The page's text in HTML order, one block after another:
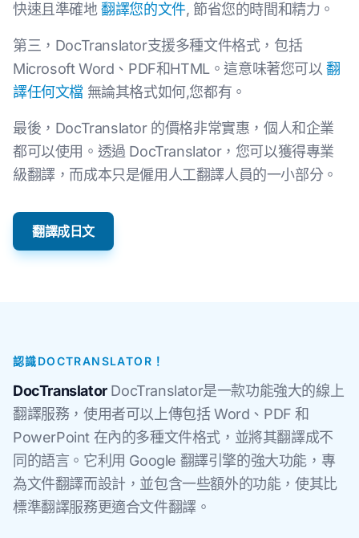
快速且準確地翻譯您的文件, 節省您的時間和精力。
第三，DocTranslator支援多種文件格式，包括
Microsoft Word、PDF和HTML。這意味著您可以翻
譯任何文檔 無論其格式如何,您都有。
最後，DocTranslator 的價格非常實惠，個人和企業
都可以使用。透過 DocTranslator，您可以獲得專業
級翻譯，而成本只是僱用人工翻譯人員的一小部分。
翻譯成日文
認識DOCTRANSLATOR！
DocTranslatorDocTranslator是一款功能強大的線上
翻譯服務，使用者可以上傳包括 Word、PDF 和
PowerPoint 在內的多種文件格式，並將其翻譯成不
同的語言。它利用 Google 翻譯引擎的強大功能，專
為文件翻譯而設計，並包含一些額外的功能，使其比
標準翻譯服務更適合文件翻譯。